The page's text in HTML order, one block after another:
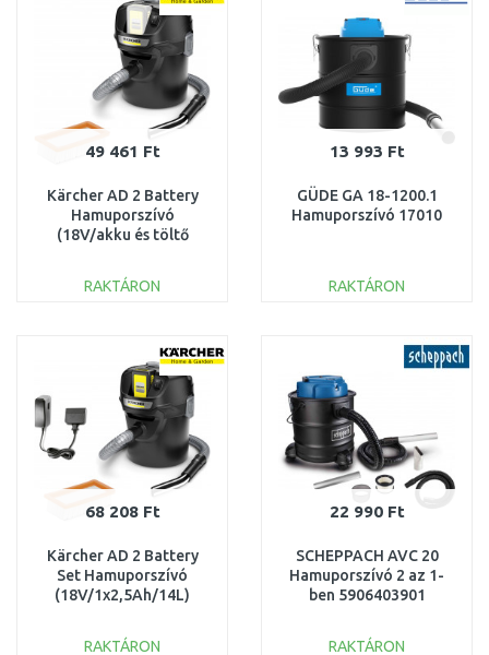
49 461 Ft
Kärcher AD 2 Battery
Hamuporszívó
(18V/akku és töltő
RAKTÁRON
Összehasonlítás
13 993 Ft
GÜDE GA 18-1200.1
Hamuporszívó 17010
RAKTÁRON
Összehasonlítás
68 208 Ft
Kärcher AD 2 Battery
Set Hamuporszívó
(18V/1x2,5Ah/14L)
RAKTÁRON
22 990 Ft
SCHEPPACH AVC 20
Hamuporszívó 2 az 1-
ben 5906403901
RAKTÁRON